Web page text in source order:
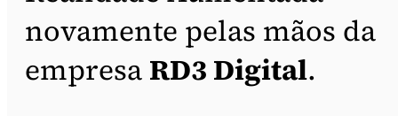
novamente pelas mãos da
empresa RD3 Digital.